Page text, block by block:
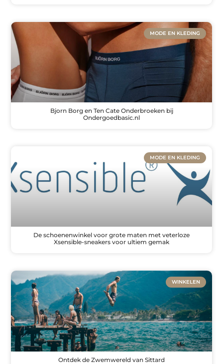
MODE EN KLEDING
Bjorn Borg en Ten Cate Onderbroeken bij
Ondergoedbasic.nl
MODE EN KLEDING
De schoenenwinkel voor grote maten met veterloze
Xsensible-sneakers voor ultiem gemak
WINKELEN
Ontdek de Zwemwereld van Sittard